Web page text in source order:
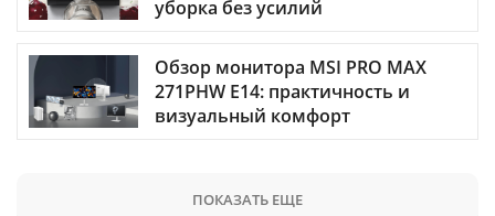
уборка без усилий
Обзор монитора MSI PRO MAX
271PHW E14: практичность и
визуальный комфорт
ПОКАЗАТЬ ЕЩЕ